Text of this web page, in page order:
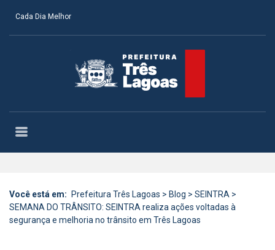
Cada Dia Melhor
Você está em: Prefeitura Três Lagoas > Blog > SEINTRA >
SEMANA DO TRÂNSITO: SEINTRA realiza ações voltadas à
segurança e melhoria no trânsito em Três Lagoas